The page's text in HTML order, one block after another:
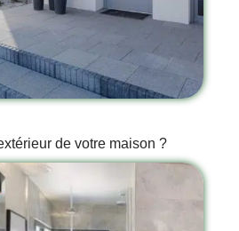
de votre maison ?